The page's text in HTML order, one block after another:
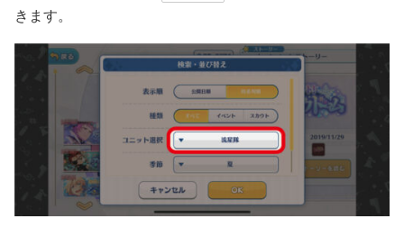
きます。